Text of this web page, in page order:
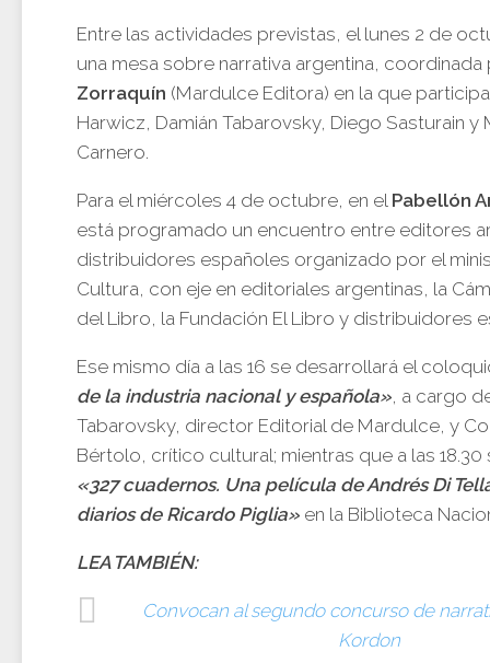
Entre las actividades previstas, el lunes 2 de
una mesa sobre narrativa argentina,
Zorraquín (Mardulce Editora) en la que
Harwicz, Damián Tabarovsky, Diego Sasturain y
Carnero.
Para el miércoles 4 de octubre, en el Pabellón
está programado un encuentro entre editores
distribuidores españoles organizado por el
Cultura, con eje en editoriales argentinas, la
del Libro, la Fundación El Libro y distribuidores
Ese mismo día a las 16 se desarrollará el
de la industria nacional y española», a cargo
Tabarovsky, director Editorial de Mardulce, y
Bértolo, crítico cultural; mientras que a las 18.30
«327 cuadernos. Una película de Andrés Di
diarios de Ricardo Piglia» en la Biblioteca
LEA TAMBIÉN:
Convocan al segundo concurso de
Kordon